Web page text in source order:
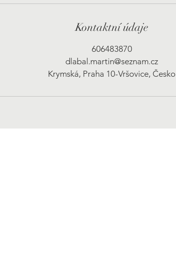
Kontaktní údaje
606483870
dlabal.martin@seznam.cz
Krymská, Praha 10-Vršovice, Česko